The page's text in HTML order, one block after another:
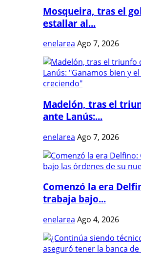
Mosqueira, tras el
estallar al...
enelarea Ago 7, 2026
Madelón, tras el
ante Lanús:...
enelarea Ago 7, 2026
Comenzó la era
trabaja bajo...
enelarea Ago 4, 2026